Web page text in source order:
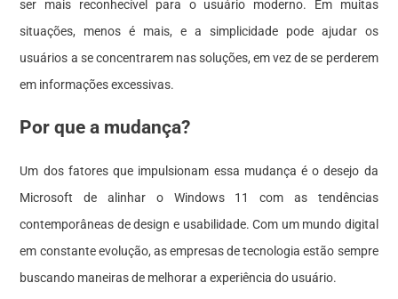
ser mais reconhecível para o usuário moderno. Em muitas
situações, menos é mais, e a simplicidade pode ajudar os
usuários a se concentrarem nas soluções, em vez de se perderem
em informações excessivas.
Por que a mudança?
Um dos fatores que impulsionam essa mudança é o desejo da
Microsoft de alinhar o Windows 11 com as tendências
contemporâneas de design e usabilidade. Com um mundo digital
em constante evolução, as empresas de tecnologia estão sempre
buscando maneiras de melhorar a experiência do usuário.